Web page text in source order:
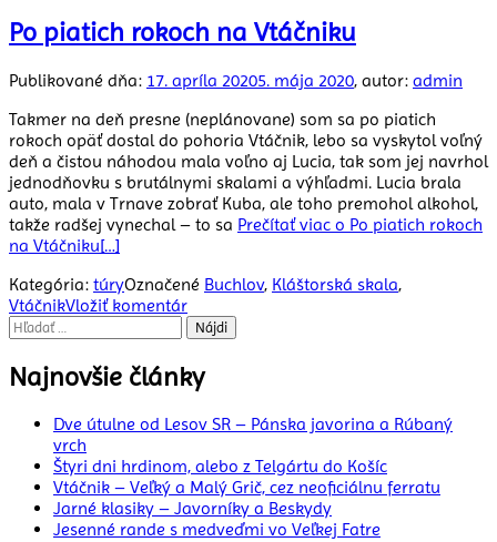
Po piatich rokoch na Vtáčniku
Publikované dňa: 17. apríla 20205. mája 2020, autor: admin
Takmer na deň presne (neplánovane) som sa po piatich
rokoch opäť dostal do pohoria Vtáčnik, lebo sa vyskytol voľný
deň a čistou náhodou mala voľno aj Lucia, tak som jej navrhol
jednodňovku s brutálnymi skalami a výhľadmi. Lucia brala
auto, mala v Trnave zobrať Kuba, ale toho premohol alkohol,
takže radšej vynechal – to sa Prečítať viac o Po piatich rokoch
na Vtáčniku[…]
Kategória: túryOznačené Buchlov, Kláštorská skala,
VtáčnikVložiť komentár
Hľadať:
Najnovšie články
Dve útulne od Lesov SR – Pánska javorina a Rúbaný
vrch
Štyri dni hrdinom, alebo z Telgártu do Košíc
Vtáčnik – Veľký a Malý Grič, cez neoficiálnu ferratu
Jarné klasiky – Javorníky a Beskydy
Jesenné rande s medveďmi vo Veľkej Fatre